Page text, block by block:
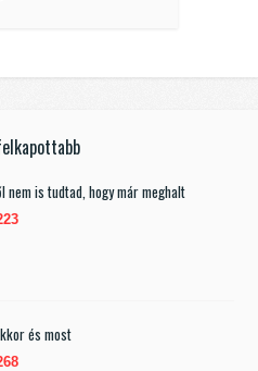
nem is tudtad, hogy már meghalt
és most